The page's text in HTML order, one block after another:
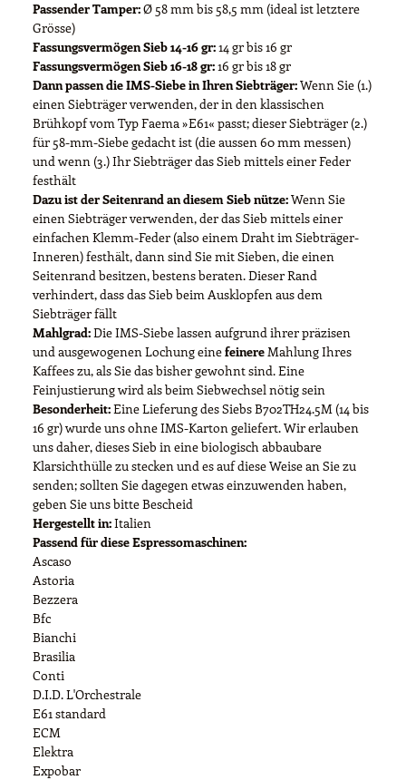
Passender Tamper:Ø 58 mm bis 58,5 mm (ideal ist letztere
Grösse)
Fassungsvermögen Sieb 14-16 gr:14 gr bis 16 gr
Fassungsvermögen Sieb 16-18 gr:16 gr bis 18 gr
Dann passen die IMS-Siebe in Ihren Siebträger:Wenn Sie (1.)
einen Siebträger verwenden, der in den klassischen
Brühkopf vom Typ Faema »E61« passt; dieser Siebträger (2.)
für 58-mm-Siebe gedacht ist (die aussen 60 mm messen)
und wenn (3.) Ihr Siebträger das Sieb mittels einer Feder
festhält
Dazu ist der Seitenrand an diesem Sieb nütze:Wenn Sie
einen Siebträger verwenden, der das Sieb mittels einer
einfachen Klemm-Feder (also einem Draht im Siebträger-
Inneren) festhält, dann sind Sie mit Sieben, die einen
Seitenrand besitzen, bestens beraten. Dieser Rand
verhindert, dass das Sieb beim Ausklopfen aus dem
Siebträger fällt
Mahlgrad:Die IMS-Siebe lassen aufgrund ihrer präzisen
und ausgewogenen Lochung einefeinere Mahlung Ihres
Kaffees zu, als Sie das bisher gewohnt sind. Eine
Feinjustierung wird als beim Siebwechsel nötig sein
Besonderheit:Eine Lieferung des Siebs B702TH24.5M (14 bis
16 gr) wurde uns ohne IMS-Karton geliefert. Wir erlauben
uns daher, dieses Sieb in eine biologisch abbaubare
Klarsichthülle zu stecken und es auf diese Weise an Sie zu
senden; sollten Sie dagegen etwas einzuwenden haben,
geben Sie uns bitte Bescheid
Hergestellt in:Italien
Passend für diese Espressomaschinen:
Ascaso
Astoria
Bezzera
Bfc
Bianchi
Brasilia
Conti
D.I.D. L'Orchestrale
E61 standard
ECM
Elektra
Expobar